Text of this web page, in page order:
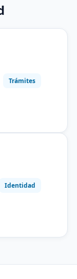
Trámites
Identidad